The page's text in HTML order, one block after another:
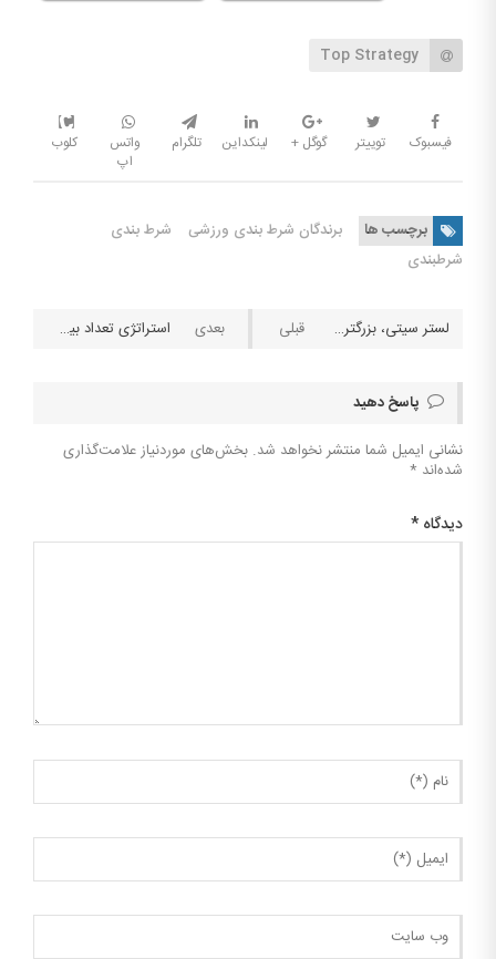
Top Strategy
فیسبوک توییتر گوگل + لینکداین تلگرام
واتس
اپ
کلوب
برچسب ها برندگان شرط بندی ورزشی
شرط بندی
شرطبندی
لستر سیتی، بزرگترین شگفتی تاریخ شرط بندی را رقم زد استراتژی تعداد بیش از نیم گل یک تیم در نیمه اول
پاسخ دهید
نشانی ایمیل شما منتشر نخواهد شد. بخش‌های موردنیاز علامت‌گذاری
شده‌اند *
دیدگاه *